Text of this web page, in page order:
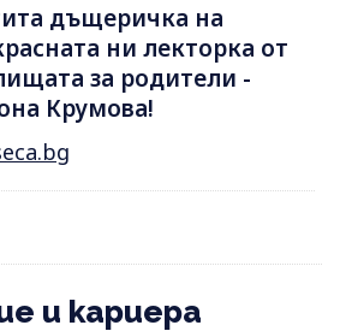
дъщеричка на
ни лекторка от
за родители -
Крумова!
и кариера